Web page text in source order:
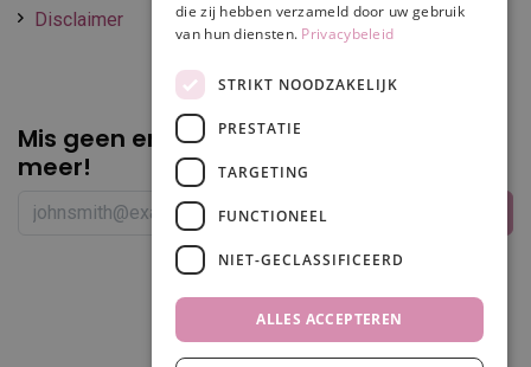
Disclaimer
Mis geen enkele promotie of korting
meer!
die zij hebben verzameld door uw gebruik
van hun diensten. Privacybeleid
STRIKT NOODZAKELIJK
PRESTATIE
TARGETING
FUNCTIONEEL
NIET-GECLASSIFICEERD
ALLES ACCEPTEREN